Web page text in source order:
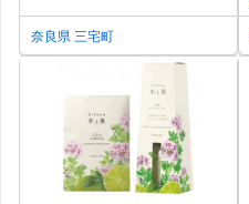
奈良県 三宅町